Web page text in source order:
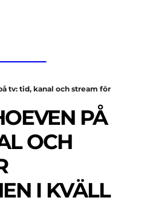
tv: tid, kanal och stream för
PÅ
OCH
I KVÄLL